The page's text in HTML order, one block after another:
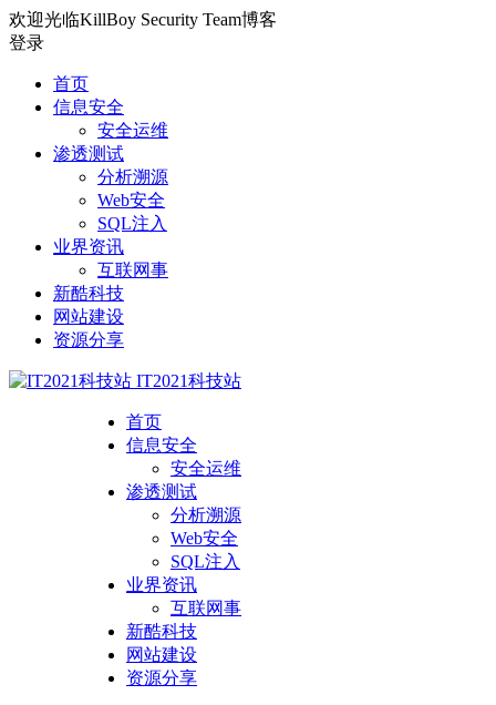
欢迎光临KillBoy Security Team博客
登录
首页
信息安全
安全运维
渗透测试
分析溯源
Web安全
SQL注入
业界资讯
互联网事
新酷科技
网站建设
资源分享
IT2021科技站
首页
信息安全
安全运维
渗透测试
分析溯源
Web安全
SQL注入
业界资讯
互联网事
新酷科技
网站建设
资源分享